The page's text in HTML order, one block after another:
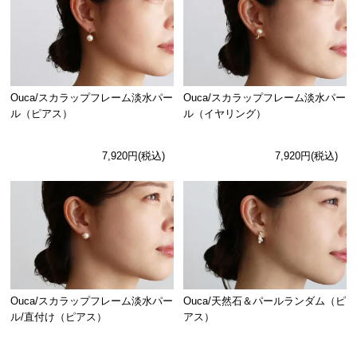
Ouca/スカラップフレーム淡水パー
ル（ピアス）
7,920円(税込)
Ouca/スカラップフレーム淡水パー
ル（イヤリング）
7,920円(税込)
Ouca/スカラップフレーム淡水パー
ル/直付け（ピアス）
Ouca/天然石＆パールランダム（ピ
アス）